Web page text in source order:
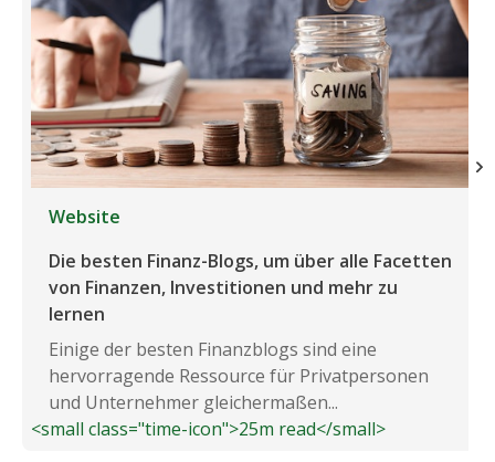
Website
Die besten Finanz-Blogs, um über alle Facetten
von Finanzen, Investitionen und mehr zu
lernen
Einige der besten Finanzblogs sind eine
hervorragende Ressource für Privatpersonen
und Unternehmer gleichermaßen...
<small class="time-icon">25m read</small>